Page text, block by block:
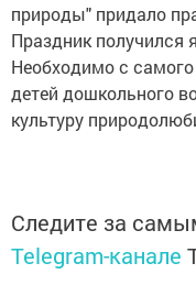
природы" придало
Праздник
Необходимо с
детей дошкольного
культуру
Следите за
Telegram-канале